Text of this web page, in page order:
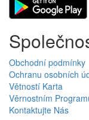
Obchodní podmínky
Ochranu osobních
Větností Karta
Věrnostním
Kontaktujte Nás